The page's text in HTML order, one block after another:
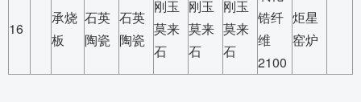
16
承烧
板
石英
陶瓷
石英
陶瓷
刚玉
莫来
石
刚玉
莫来
石
刚玉
莫来
石
锆纤
维
2100
炬星
窑炉